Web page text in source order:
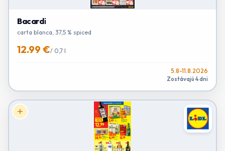
Bacardi
carta blanca, 37,5 % spiced
12.99 €/ 0,7 l
5.8-11.8.2026
Zostávajú 4 dni